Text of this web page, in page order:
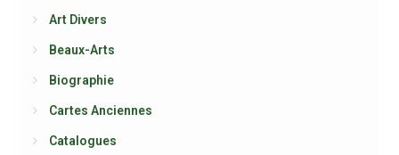
Art Divers
Beaux-Arts
Biographie
Cartes Anciennes
Catalogues